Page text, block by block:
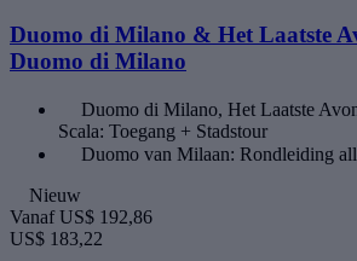
Duomo di Milano & Het Laatste
Duomo di Milano
Duomo di Milano, Het Laatste
Scala: Toegang + Stadstour
Duomo van Milaan: Rondleiding
Nieuw
Vanaf US$ 192,86
US$ 183,22